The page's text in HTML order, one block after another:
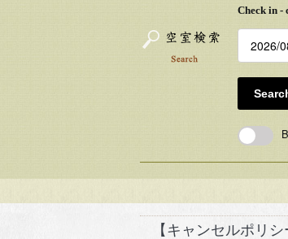
Check in -
【キャンセルポリ